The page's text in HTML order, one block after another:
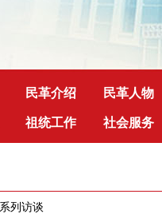
民革介绍 民革人物
祖统工作 社会服务
列访谈